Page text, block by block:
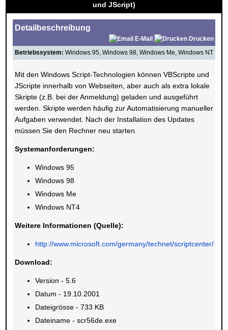
und JScript)
Detailbeschreibung
E-Mail
Drucken
Betriebssystem: Windows 95, Windows 98, Windows Me, Windows NT
Mit den Windows Script-Technologien können VBScripte und
JScripte innerhalb von Webseiten, aber auch als extra lokale
Skripte (z.B. bei der Anmeldung) geladen und ausgeführt
werden. Skripte werden häufig zur Automatisierung manueller
Aufgaben verwendet. Nach der Installation des Updates
müssen Sie den Rechner neu starten.
Systemanforderungen:
Windows 95
Windows 98
Windows Me
Windows NT4
Weitere Informationen (Quelle):
http://www.microsoft.com/germany/technet/scriptcenter/
Download:
Version - 5.6
Datum - 19.10.2001
Dateigrösse - 733 KB
Dateiname - scr56de.exe